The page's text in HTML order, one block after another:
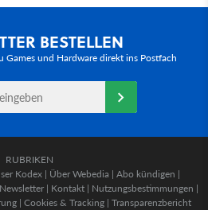
BESTELLEN
Games und Hardware direkt ins Postfach
RUBRIKEN
Kodex | Über Webedia | Abo kündigen |
Newsletter | Kontakt | Nutzungsbestimmungen |
| Cookies & Tracking | Transparenzbericht